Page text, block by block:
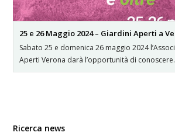
25 e 26 Maggio 2024 – Giardini Aperti a
Sabato 25 e domenica 26 maggio 2024
Aperti Verona darà l’opportunità di
Ricerca news